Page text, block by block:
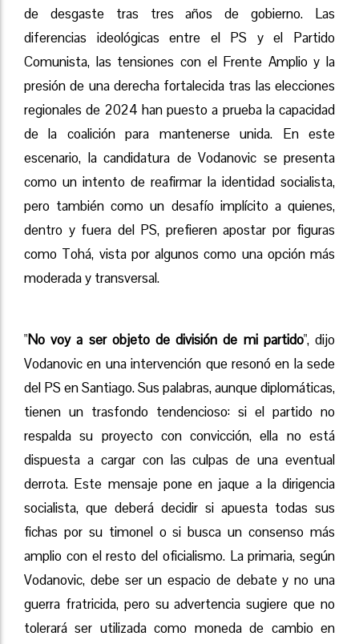
de desgaste tras tres años de gobierno. Las
diferencias ideológicas entre el PS y el Partido
Comunista, las tensiones con el Frente Amplio y la
presión de una derecha fortalecida tras las elecciones
regionales de 2024 han puesto a prueba la capacidad
de la coalición para mantenerse unida. En este
escenario, la candidatura de Vodanovic se presenta
como un intento de reafirmar la identidad socialista,
pero también como un desafío implícito a quienes,
dentro y fuera del PS, prefieren apostar por figuras
como Tohá, vista por algunos como una opción más
moderada y transversal.
"No voy a ser objeto de división de mi partido", dijo
Vodanovic en una intervención que resonó en la sede
del PS en Santiago. Sus palabras, aunque diplomáticas,
tienen un trasfondo tendencioso: si el partido no
respalda su proyecto con convicción, ella no está
dispuesta a cargar con las culpas de una eventual
derrota. Este mensaje pone en jaque a la dirigencia
socialista, que deberá decidir si apuesta todas sus
fichas por su timonel o si busca un consenso más
amplio con el resto del oficialismo. La primaria, según
Vodanovic, debe ser un espacio de debate y no una
guerra fratricida, pero su advertencia sugiere que no
tolerará ser utilizada como moneda de cambio en